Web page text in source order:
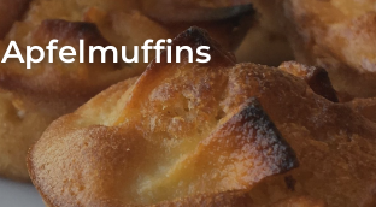
Apfelmuffins